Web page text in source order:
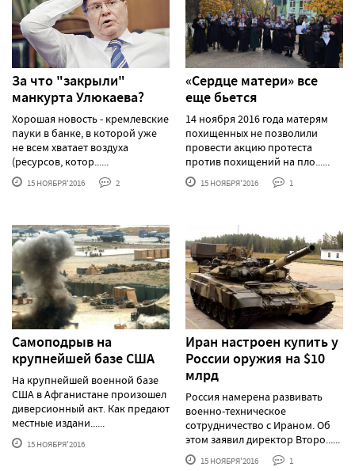
За что "закрыли"
манкурта Улюкаева?
Хорошая новость - кремлевские
пауки в банке, в которой уже
не всем хватает воздуха
(ресурсов, котор......
15 НОЯБРЯ'2016 2
«Сердце матери» все
еще бьется
14 ноября 2016 года матерям
похищенных не позволили
провести акцию протеста
против похищений на пло......
15 НОЯБРЯ'2016 1
Самоподрыв на
крупнейшей базе США
На крупнейшей военной базе
США в Афганистане произошел
диверсионный акт. Как предают
местные издани......
15 НОЯБРЯ'2016
Иран настроен купить у
России оружия на $10
млрд
Россия намерена развивать
военно-техническое
сотрудничество с Ираном. Об
этом заявил директор Второ......
15 НОЯБРЯ'2016 1